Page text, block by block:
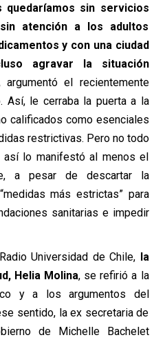
quedaríamos sin servicios
atención a los adultos
y con una ciudad
agravar la situación
argumentó el recientemente
Así, le cerraba la puerta a la
calificados como esenciales
restrictivas. Pero no todo
así lo manifestó al menos el
a pesar de descartar la
más estrictas” para
sanitarias e impedir
Universidad de Chile, la
Helia Molina, se refirió a la
y a los argumentos del
sentido, la ex secretaria de
de Michelle Bachelet